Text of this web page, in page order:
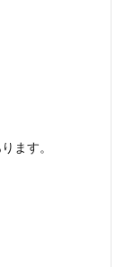
ます。